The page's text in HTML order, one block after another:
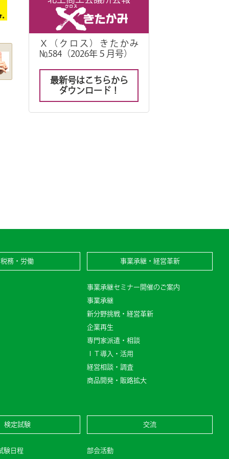
Ｘ（クロス）きたかみ
№584（2026年５月号）
最新号はこちらから
ダウンロード！
税務・労働 事業承継・経営革新
事業承継セミナー開催のご案内
事業承継
新分野挑戦・経営革新
企業再生
専門家派遣・相談
ＩＴ導入・活用
経営相談・調査
商品開発・販路拡大
検定試験
験日程
交流
部会活動